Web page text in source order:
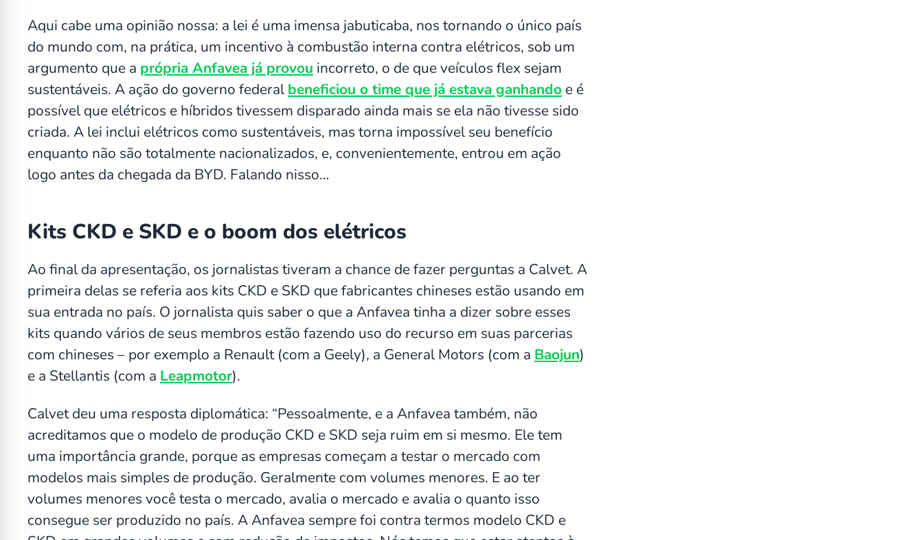
Aqui cabe uma opinião nossa: a lei é uma imensa jabuticaba, nos tornando o único país
do mundo com, na prática, um incentivo à combustão interna contra elétricos, sob um
argumento que a própria Anfavea já provou incorreto, o de que veículos flex sejam
sustentáveis. A ação do governo federal beneficiou o time que já estava ganhando e é
possível que elétricos e híbridos tivessem disparado ainda mais se ela não tivesse sido
criada. A lei inclui elétricos como sustentáveis, mas torna impossível seu benefício
enquanto não são totalmente nacionalizados, e, convenientemente, entrou em ação
logo antes da chegada da BYD. Falando nisso…
Kits CKD e SKD e o boom dos elétricos
Ao final da apresentação, os jornalistas tiveram a chance de fazer perguntas a Calvet. A
primeira delas se referia aos kits CKD e SKD que fabricantes chineses estão usando em
sua entrada no país. O jornalista quis saber o que a Anfavea tinha a dizer sobre esses
kits quando vários de seus membros estão fazendo uso do recurso em suas parcerias
com chineses – por exemplo a Renault (com a Geely), a General Motors (com a Baojun)
e a Stellantis (com a Leapmotor).
Calvet deu uma resposta diplomática: “Pessoalmente, e a Anfavea também, não
acreditamos que o modelo de produção CKD e SKD seja ruim em si mesmo. Ele tem
uma importância grande, porque as empresas começam a testar o mercado com
modelos mais simples de produção. Geralmente com volumes menores. E ao ter
volumes menores você testa o mercado, avalia o mercado e avalia o quanto isso
consegue ser produzido no país. A Anfavea sempre foi contra termos modelo CKD e